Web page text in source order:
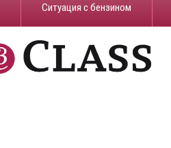
​Ситуация с бензином